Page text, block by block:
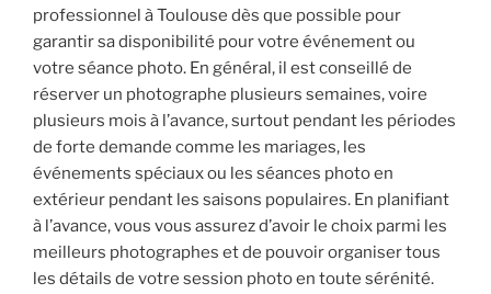
professionnel à Toulouse dès que possible pour
garantir sa disponibilité pour votre événement ou
votre séance photo. En général, il est conseillé de
réserver un photographe plusieurs semaines, voire
plusieurs mois à l’avance, surtout pendant les périodes
de forte demande comme les mariages, les
événements spéciaux ou les séances photo en
extérieur pendant les saisons populaires. En planifiant
à l’avance, vous vous assurez d’avoir le choix parmi les
meilleurs photographes et de pouvoir organiser tous
les détails de votre session photo en toute sérénité.